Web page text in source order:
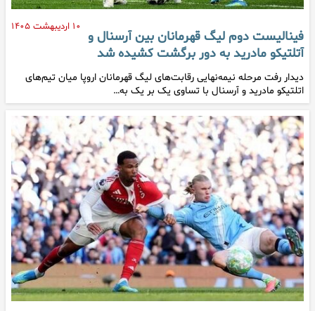
۱۰ اردیبهشت ۱۴۰۵
فینالیست دوم لیگ قهرمانان بین آرسنال و
آتلتیکو مادرید به دور برگشت کشیده شد
دیدار رفت مرحله نیمه‌نهایی رقابت‌های لیگ قهرمانان اروپا میان تیم‌های
اتلتیکو مادرید و آرسنال با تساوی یک بر یک به…